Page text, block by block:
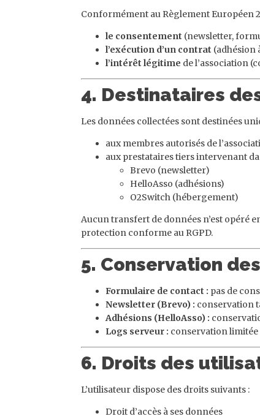
Conformément au Règlement Européen
le consentement (newsletter,
l’exécution d’un contrat (adhésion
l’intérêt légitime de l’association
4. Destinataires
Les données collectées sont destinées
aux membres autorisés de
aux prestataires tiers intervenant
Brevo (newsletter)
HelloAsso (adhésions)
O2Switch (hébergement)
Aucun transfert de données n’est opéré
protection conforme au RGPD.
5. Conservation
Formulaire de contact : pas de
Newsletter (Brevo) : conservation
Adhésions (HelloAsso) :
Logs serveur : conservation limitée
6. Droits des
L’utilisateur dispose des droits suivants :
Droit d’accès à ses données